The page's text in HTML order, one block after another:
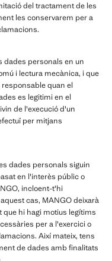
del tractament de les
les conservarem per a
dades personals en un
i lectura mecànica, i que
quan el
es legitimi en el
de l'execució d'un
per mitjans
dades personals siguin
en l'interès públic o
incloent-t'hi
cas, MANGO deixarà
que hi hagi motius legítims
per a l'exercici o
Així mateix, tens
de dades amb finalitats